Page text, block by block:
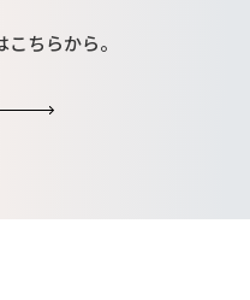
ちらから。